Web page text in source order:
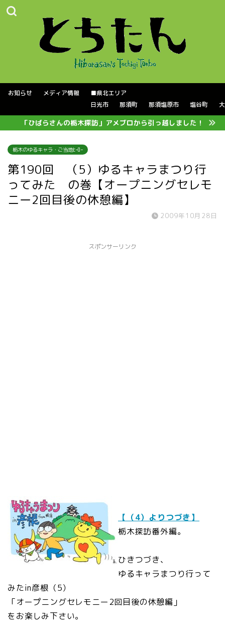
お知らせ メディア情報
■県北エリア
日光市
那須町 那須塩原市 塩谷町
「ひばらさんの栃木探訪」アメブロから引っ越しました！
栃木のゆるキャラ・ご当地ﾋｰﾛｰ
第190回 （5）ゆるキャラまつり行
ってみた の巻【オープニングセレモ
ニー2回目後の休憩編】
2009年10月28日
スポンサーリンク
【（4）よりつづき】
栃木探訪番外編。
ひきつづき、
ゆるキャラまつり行って
みたin彦根（5）
「オープニングセレモニー2回目後の休憩編」
をお楽しみ下さい。